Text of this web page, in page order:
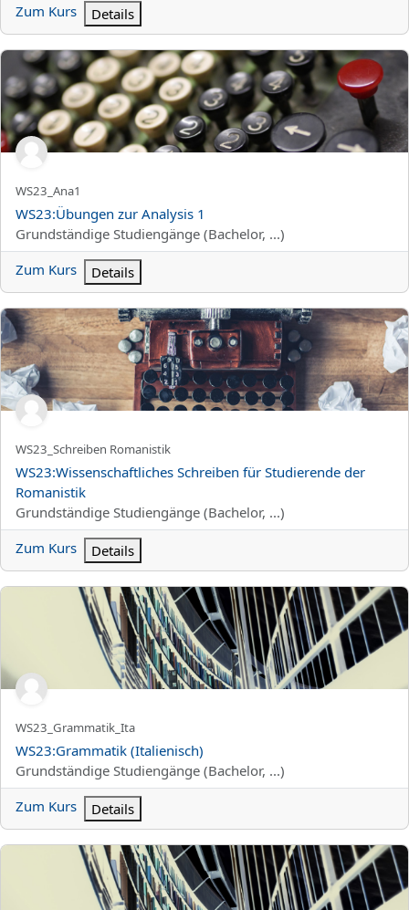
Zum Kurs
Details
WS23:Übungen zur Analysis 1
Kurzer Kursname
WS23_Ana1
Kursname
WS23:Übungen zur Analysis 1
Kursbereich
Grundständige Studiengänge (Bachelor, ...)
Zum Kurs
Details
WS23:Wissenschaftliches Schreiben für Studierende der
Kurzer Kursname
WS23_Schreiben Romanistik
Kursname
WS23:Wissenschaftliches Schreiben für Studierende der
Romanistik
Kursbereich
Grundständige Studiengänge (Bachelor, ...)
Zum Kurs
Details
WS23:Grammatik (Italienisch)
Kurzer Kursname
WS23_Grammatik_Ita
Kursname
WS23:Grammatik (Italienisch)
Kursbereich
Grundständige Studiengänge (Bachelor, ...)
Zum Kurs
Details
WS23:Hauptseminar Literaturwissenschaft (Französisch,